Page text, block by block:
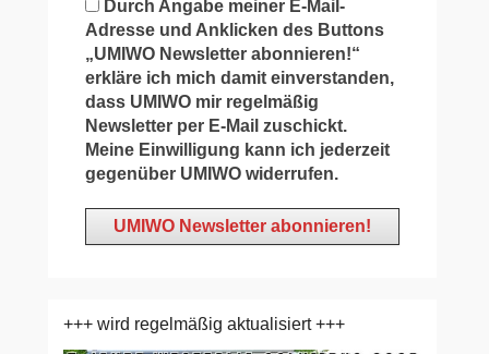
Durch Angabe meiner E-Mail-
Adresse und Anklicken des Buttons
„UMIWO Newsletter abonnieren!“
erkläre ich mich damit einverstanden,
dass UMIWO mir regelmäßig
Newsletter per E-Mail zuschickt.
Meine Einwilligung kann ich jederzeit
gegenüber UMIWO widerrufen.
+++ wird regelmäßig aktualisiert +++